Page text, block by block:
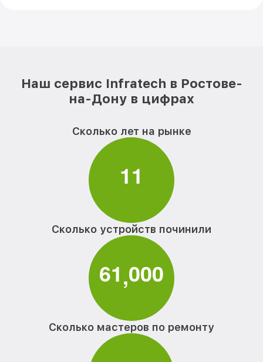
Наш сервис Infratech в Ростове-
на-Дону в цифрах
Сколько лет на рынке
11
Сколько устройств починили
61,000
Сколько мастеров по ремонту